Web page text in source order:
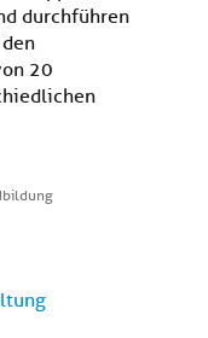
durchführen
20